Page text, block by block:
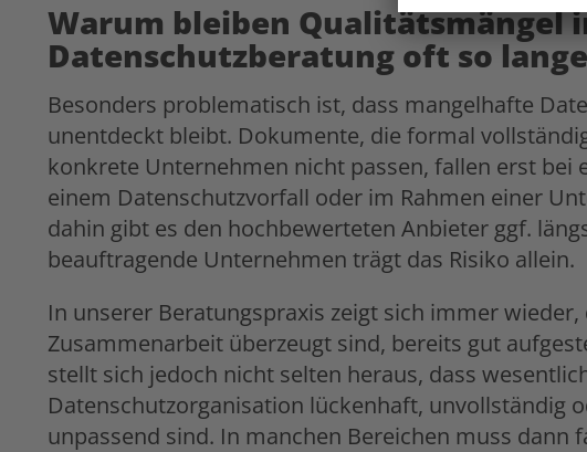
Warum bleiben Qualitätsmängel
Datenschutzberatung oft so
Besonders problematisch ist, dass mangelhafte
unentdeckt bleibt. Dokumente, die formal
konkrete Unternehmen nicht passen, fallen erst
einem Datenschutzvorfall oder im Rahmen einer
dahin gibt es den hochbewerteten Anbieter ggf.
beauftragende Unternehmen trägt das Risiko allein.
In unserer Beratungspraxis zeigt sich immer
Zusammenarbeit überzeugt sind, bereits gut
stellt sich jedoch nicht selten heraus, dass
Datenschutzorganisation lückenhaft, unvollständig
unpassend sind. In manchen Bereichen muss dann